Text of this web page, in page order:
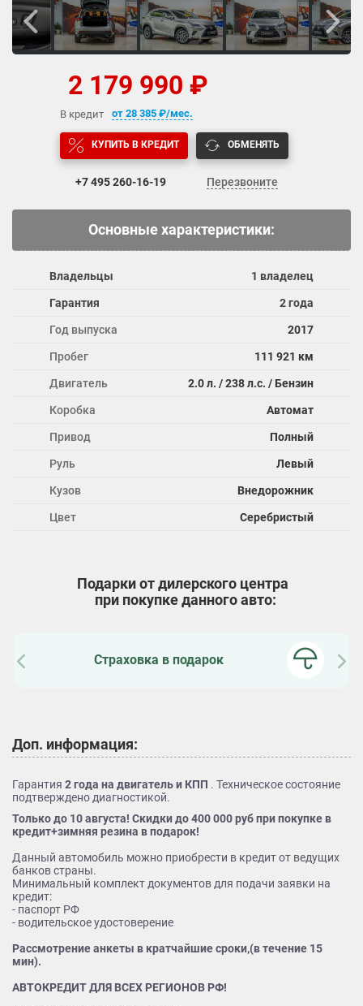
2 179 990 ₽
В кредит от 28 385 ₽/мес.
КУПИТЬ В КРЕДИТ ОБМЕНЯТЬ
+7 495260-16-19 Перезвоните
Основные характеристики:
Владельцы 1 владелец
Гарантия 2 года
Год выпуска 2017
Пробег 111 921 км
Двигатель 2.0 л. / 238 л.с. / Бензин
Коробка Автомат
Привод Полный
Руль Левый
Кузов Внедорожник
Цвет Серебристый
Подарки от дилерского центра
при покупке данного авто:
Страховка в подарок
Доп. информация:
Гарантия 2 года на двигатель и КПП . Техническое состояние
подтверждено диагностикой.
Только до 10 августа! Скидки до 400 000 руб при покупке в
кредит+зимняя резина в подарок!
Данный автомобиль можно приобрести в кредит от ведущих
банков страны.
Минимальный комплект документов для подачи заявки на
кредит:
- паспорт РФ
- водительское удостоверение
Рассмотрение анкеты в кратчайшие сроки,(в течение 15
мин).
АВТОКРЕДИТ ДЛЯ ВСЕХ РЕГИОНОВ РФ!